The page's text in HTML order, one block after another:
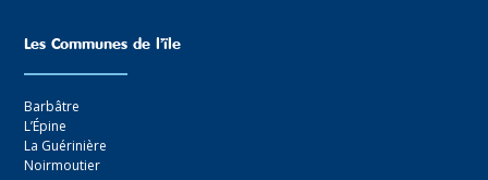
Les Communes de l’ïle
Barbâtre
L’Épine
La Guérinière
Noirmoutier